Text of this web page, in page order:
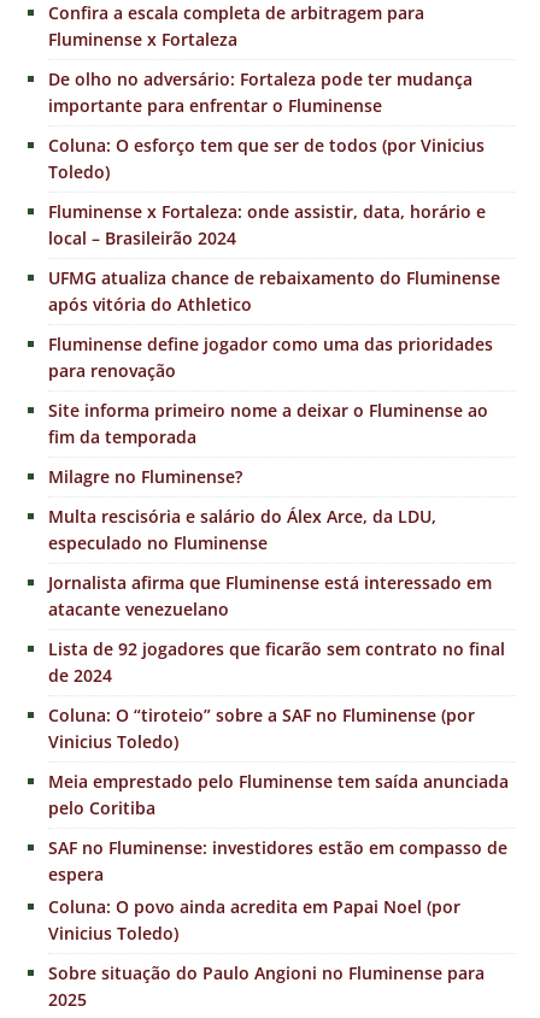
Confira a escala completa de arbitragem para
Fluminense x Fortaleza
De olho no adversário: Fortaleza pode ter mudança
importante para enfrentar o Fluminense
Coluna: O esforço tem que ser de todos (por Vinicius
Toledo)
Fluminense x Fortaleza: onde assistir, data, horário e
local – Brasileirão 2024
UFMG atualiza chance de rebaixamento do Fluminense
após vitória do Athletico
Fluminense define jogador como uma das prioridades
para renovação
Site informa primeiro nome a deixar o Fluminense ao
fim da temporada
Milagre no Fluminense?
Multa rescisória e salário do Álex Arce, da LDU,
especulado no Fluminense
Jornalista afirma que Fluminense está interessado em
atacante venezuelano
Lista de 92 jogadores que ficarão sem contrato no final
de 2024
Coluna: O “tiroteio” sobre a SAF no Fluminense (por
Vinicius Toledo)
Meia emprestado pelo Fluminense tem saída anunciada
pelo Coritiba
SAF no Fluminense: investidores estão em compasso de
espera
Coluna: O povo ainda acredita em Papai Noel (por
Vinicius Toledo)
Sobre situação do Paulo Angioni no Fluminense para
2025